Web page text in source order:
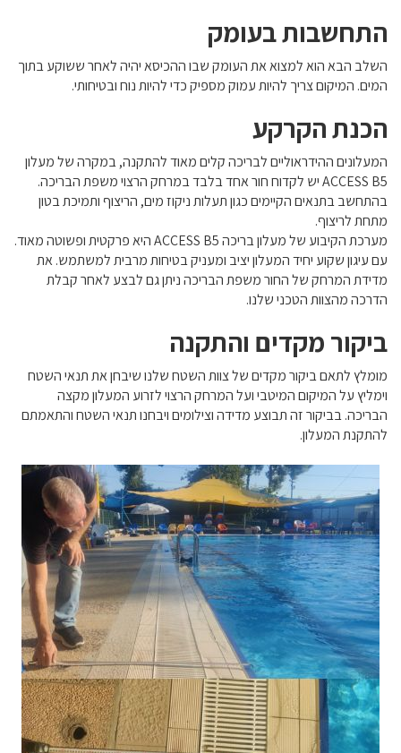
התחשבות בעומק
השלב הבא הוא למצוא את העומק שבו ההכיסא יהיה לאחר ששוקע בתוך
המים. המיקום צריך להיות עמוק מספיק כדי להיות נוח ובטיחותי.
הכנת הקרקע
המעלונים ההידראוליים לבריכה קלים מאוד להתקנה, במקרה של מעלון
ACCESS B5 יש לקדוח חור אחד בלבד במרחק הרצוי משפת הבריכה.
בהתחשב בתנאים הקיימים כגון תעלות ניקוז מים, הריצוף ותמיכת בטון
מתחת לריצוף.
מערכת הקיבוע של מעלון בריכה ACCESS B5 היא פרקטית ופשוטה מאוד.
עם עיגון שקוע יחיד המעלון יציב ומעניק בטיחות מרבית למשתמש. את
מדידת המרחק של החור משפת הבריכה ניתן גם לבצע לאחר קבלת
הדרכה מהצוות הטכני שלנו.
ביקור מקדים והתקנה
מומלץ לתאם ביקור מקדים של צוות השטח שלנו שיבחן את תנאי השטח
וימליץ על המיקום המיטבי ועל המרחק הרצוי לזרוע המעלון מקצה
הבריכה. בביקור זה תבוצע מדידה וצילומים ויבחנו תנאי השטח והתאמתם
להתקנת המעלון.